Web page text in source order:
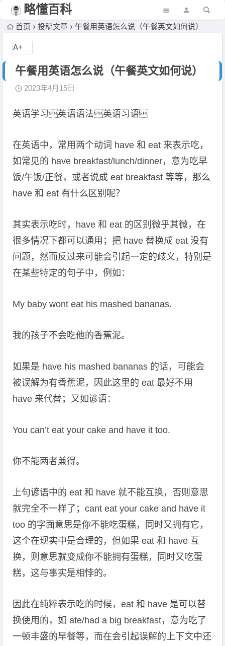
略懂百科
首页 投稿文章 午餐用英语怎么说（午餐英文如何说）
午餐用英语怎么说（午餐英文如何说）
2023年4月15日
英语学习英语语法英语习语
在英语中，常用两个动词 have 和 eat 来表示吃，
如常见的 have breakfast/lunch/dinner，意为吃早
饭/午饭/正餐，或者说成 eat breakfast 等等，那么
have 和 eat 有什么区别呢？
其实表示吃时，have 和 eat 的区别微乎其微，在
很多情况下都可以通用；把 have 替换成 eat 没有
问题，然而反过来可能会引起一定的歧义，特别是
在某些特定的句子中，例如：
My baby wont eat his mashed bananas.
我的孩子不会吃他的香蕉泥。
如果是 have his mashed bananas 的话，可能会
被误解为有香蕉泥，因此这里的 eat 最好不用
have 来代替；又如谚语：
You can’t eat your cake and have it too.
你不能两者兼得。
上句谚语中的 eat 和 have 就不能互换，否则意思
就完全不一样了；cant eat your cake and have it
too 的字面意思是你不能吃蛋糕，同时又拥有它，
这个在现实中是合理的，但如果 eat 和 have 互
换，则意思就变成你不能拥有蛋糕，同时又吃蛋
糕，这与事实是相悖的。
因此在纯粹表示吃的时候，eat 和 have 是可以替
换使用的，如 ate/had a big breakfast，意为吃了
一顿丰盛的早餐等，而在会引起误解的上下文中还
A+